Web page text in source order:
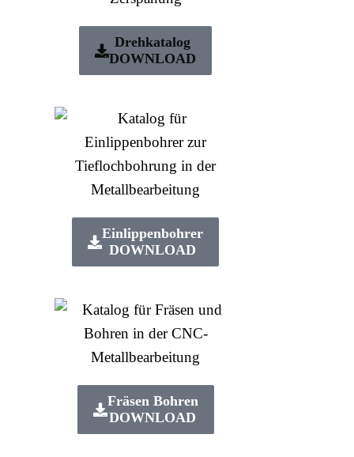
Drehkatalog
DOWNLOAD
Einlippenbohrer
DOWNLOAD
Fräsen Bohren
DOWNLOAD